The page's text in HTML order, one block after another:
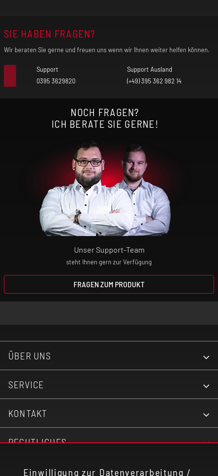
Einwilligung zur Datenverarbeitung /
SIE HABEN FRAGEN?
Wir beraten Sie gerne und freuen uns wenn wir Ihnen weiter helfen können.
Support
0395 3629820
Support Ausland
(+49) 395 362 982 14
NOCH FRAGEN?
ICH BERATE SIE GERNE!
Unser Support-Team
steht Ihnen gern zur Verfügung
FRAGEN ZUM PRODUKT
ÜBER UNS
SERVICE
KONTAKT
RECHTLICHES
ZAHLUNG UND VERSAND